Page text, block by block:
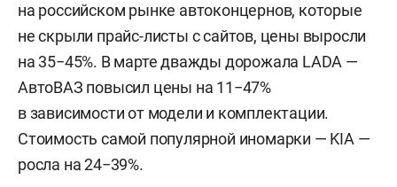
на российском рынке автоконцернов, которые
не скрыли прайс-листы с сайтов, цены выросли
на 35−45%. В марте дважды дорожала LADA —
АвтоВАЗ повысил цены на 11−47%
в зависимости от модели и комплектации.
Стоимость самой популярной иномарки — KIA —
росла на 24−39%.